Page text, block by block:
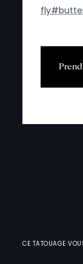
fly
Prend
CE TATOUAGE